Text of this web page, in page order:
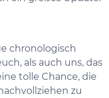
chronologisch
als auch uns, das
tolle Chance, die
zu